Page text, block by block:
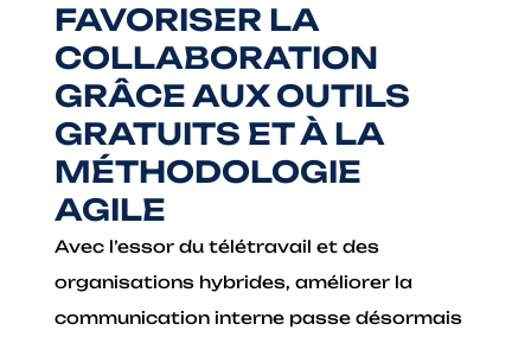
FAVORISER LA
COLLABORATION
GRÂCE AUX OUTILS
GRATUITS ET À LA
MÉTHODOLOGIE
AGILE
Avec l’essor du télétravail et des
organisations hybrides, améliorer la
communication interne passe désormais